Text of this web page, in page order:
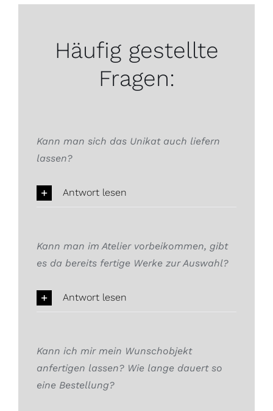
Häufig gestellte
Fragen:
Kann man sich das Unikat auch liefern
lassen?
Antwort lesen
Kann man im Atelier vorbeikommen, gibt
es da bereits fertige Werke zur Auswahl?
Antwort lesen
Kann ich mir mein Wunschobjekt
anfertigen lassen? Wie lange dauert so
eine Bestellung?